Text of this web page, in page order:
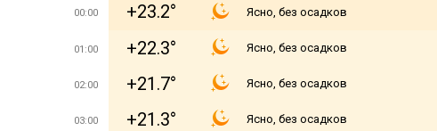
00:00 +23.2° Ясно, без осадков
01:00 +22.3° Ясно, без осадков
02:00 +21.7° Ясно, без осадков
03:00 +21.3° Ясно, без осадков